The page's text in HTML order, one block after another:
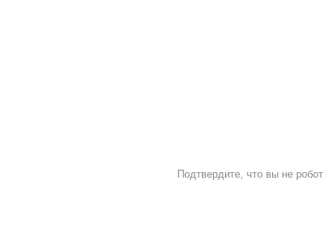
Подтвердите, что вы не робот